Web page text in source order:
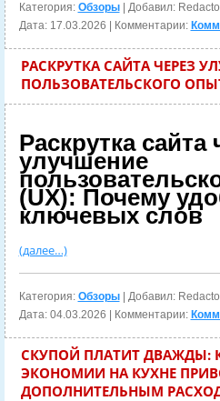
Категория: Обзоры| Добавил:
Дата: 17.03.2026 | Комментарии:
РАСКРУТКА САЙТА ЧЕРЕЗ
ПОЛЬЗОВАТЕЛЬСКОГО
Раскрутка сайта
улучшение
(UX): Почему
ключевых слов
(далее…)
Категория: Обзоры| Добавил:
Дата: 04.03.2026 | Комментарии:
СКУПОЙ ПЛАТИТ ДВАЖДЫ:
ЭКОНОМИИ НА КУХНЕ
ДОПОЛНИТЕЛЬНЫМ